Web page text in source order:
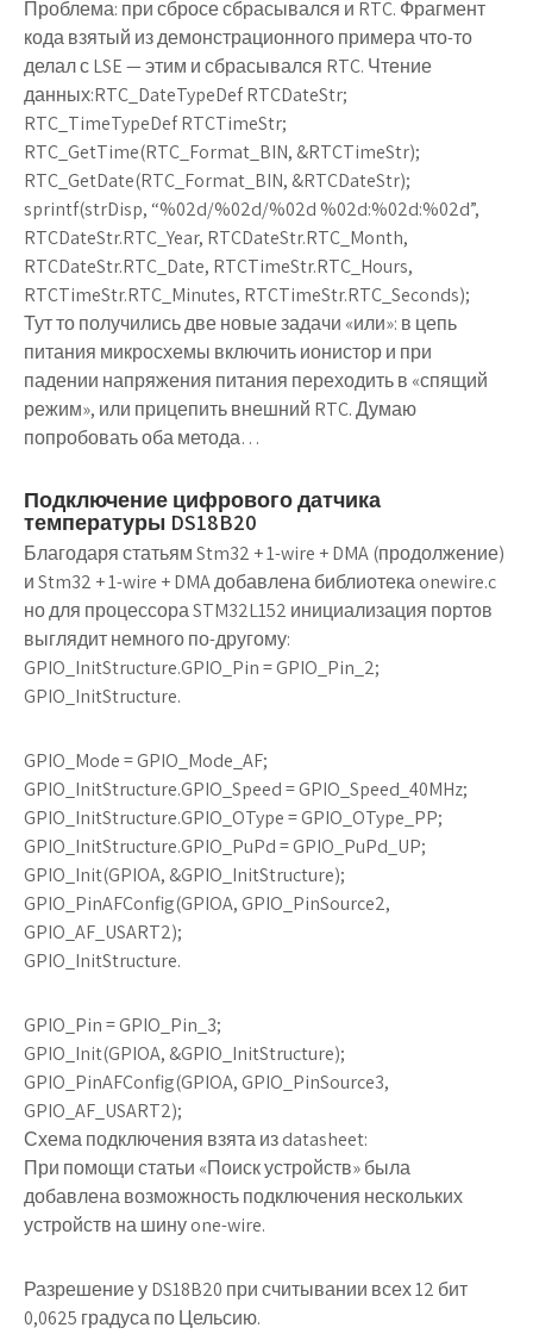
Проблема: при сбросе сбрасывался и RTC. Фрагмент
кода взятый из демонстрационного примера что-то
делал с LSE — этим и сбрасывался RTC. Чтение
данных:RTC_DateTypeDef RTCDateStr;
RTC_TimeTypeDef RTCTimeStr;
RTC_GetTime(RTC_Format_BIN, &RTCTimeStr);
RTC_GetDate(RTC_Format_BIN, &RTCDateStr);
sprintf(strDisp, “%02d/%02d/%02d %02d:%02d:%02d”,
RTCDateStr.RTC_Year, RTCDateStr.RTC_Month,
RTCDateStr.RTC_Date, RTCTimeStr.RTC_Hours,
RTCTimeStr.RTC_Minutes, RTCTimeStr.RTC_Seconds);
Тут то получились две новые задачи «или»: в цепь
питания микросхемы включить ионистор и при
падении напряжения питания переходить в «спящий
режим», или прицепить внешний RTC. Думаю
попробовать оба метода…
Подключение цифрового датчика
температуры DS18B20
Благодаря статьям Stm32 + 1-wire + DMA (продолжение)
и Stm32 + 1-wire + DMA добавлена библиотека onewire.c
но для процессора STM32L152 инициализация портов
выглядит немного по-другому:
GPIO_InitStructure.GPIO_Pin = GPIO_Pin_2;
GPIO_InitStructure.
GPIO_Mode = GPIO_Mode_AF;
GPIO_InitStructure.GPIO_Speed = GPIO_Speed_40MHz;
GPIO_InitStructure.GPIO_OType = GPIO_OType_PP;
GPIO_InitStructure.GPIO_PuPd = GPIO_PuPd_UP;
GPIO_Init(GPIOA, &GPIO_InitStructure);
GPIO_PinAFConfig(GPIOA, GPIO_PinSource2,
GPIO_AF_USART2);
GPIO_InitStructure.
GPIO_Pin = GPIO_Pin_3;
GPIO_Init(GPIOA, &GPIO_InitStructure);
GPIO_PinAFConfig(GPIOA, GPIO_PinSource3,
GPIO_AF_USART2);
Схема подключения взята из datasheet:
При помощи статьи «Поиск устройств» была
добавлена возможность подключения нескольких
устройств на шину one-wire.
Разрешение у DS18B20 при считывании всех 12 бит
0,0625 градуса по Цельсию.